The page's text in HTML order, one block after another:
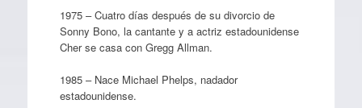
1975 – Cuatro días después de su divorcio de
Sonny Bono, la cantante y a actriz estadounidense
Cher se casa con Gregg Allman.
1985 – Nace Michael Phelps, nadador
estadounidense.